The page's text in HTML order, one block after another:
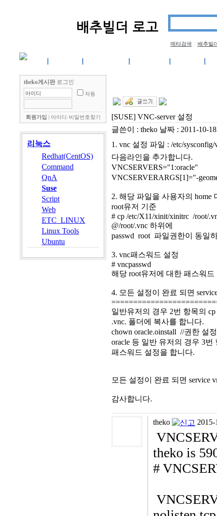
메타검색 배추빌
theko게시판 로그인
자동
회원가입 아이디·비밀번호찾기
리눅스
Redhat(CentOS)
Command
QnA
Suse
Script
Web
ETC_LINUX
Linux Tools
Ubuntu
[SUSE] VNC-server 설정
글쓴이 : theko 날짜 : 2011-10-
1. vnc 설정 파일 : /etc/sysconfig/
다음라인을 추가합니다.
VNCSERVERS="1:oracle"
VNCSERVERARGS[1]="-
2. 해당 파일을 사용자의 home
root유저 기준
# cp /etc/X11/xinit/xinitrc /root/
@/root/.vnc 하위에
passwd root 파일권한이 동일
3. vnc패스워드 설정
# vncpasswd
해당 root유저에 대한 패스워드
4. 모든 설정이 완료 되면
일반유저의 경우 2번 항목의
.vnc. 폴더에 복사를 합니다.
chown oracle.oinstall //권한 설정
oracle 등 일반 유저의 경우 3
패스워드 설정을 합니다.
모든 설정이 완료 되면 service
감사합니다.
theko
theko is
#